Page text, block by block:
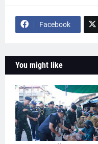
Facebook
You might like